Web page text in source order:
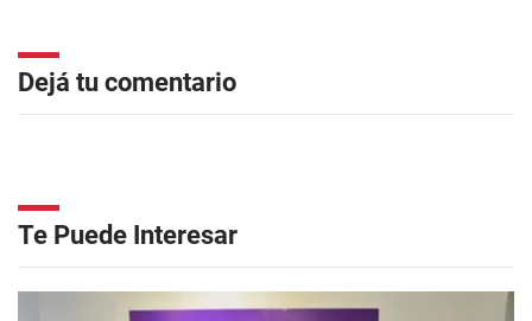
Dejá tu comentario
Te Puede Interesar